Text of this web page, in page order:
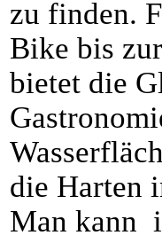
zu finden.
Bike bis
bietet die
die Harten
Man kann